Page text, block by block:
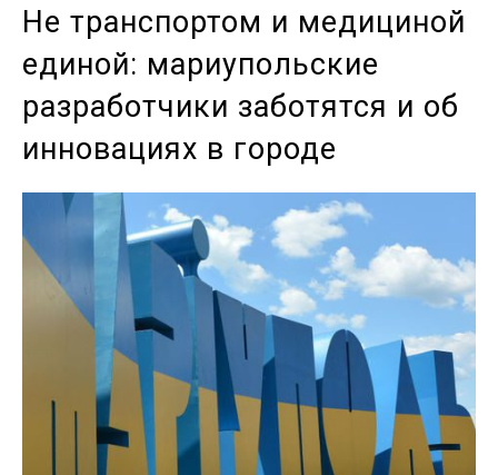
Не транспортом и медициной
единой: мариупольские
разработчики заботятся и об
инновациях в городе